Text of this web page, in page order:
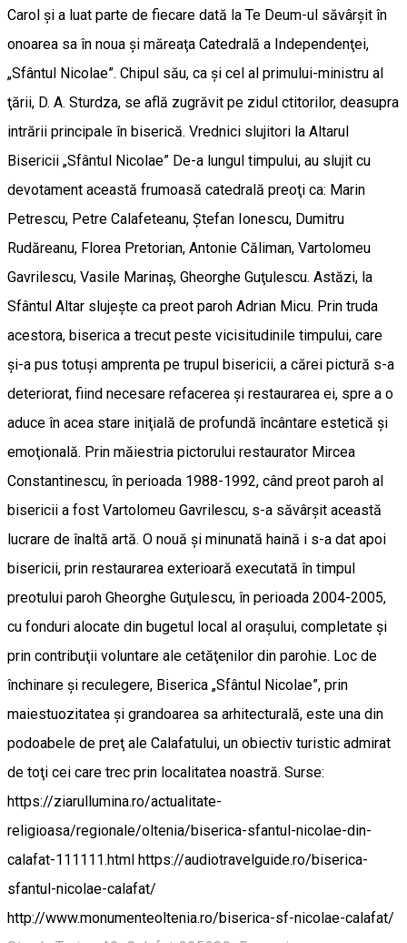
Carol şi a luat parte de fiecare dată la Te Deum-ul săvârşit în
onoarea sa în noua şi măreaţa Catedrală a Independenţei,
„Sfântul Nicolae”. Chipul său, ca şi cel al primului-ministru al
ţării, D. A. Sturdza, se află zugrăvit pe zidul ctitorilor, deasupra
intrării principale în biserică. Vrednici slujitori la Altarul
Bisericii „Sfântul Nicolae” De-a lungul timpului, au slujit cu
devotament această frumoasă catedrală preoţi ca: Marin
Petrescu, Petre Calafeteanu, Ştefan Ionescu, Dumitru
Rudăreanu, Florea Pretorian, Antonie Căliman, Vartolomeu
Gavrilescu, Vasile Marinaş, Gheorghe Guţulescu. Astăzi, la
Sfântul Altar slujeşte ca preot paroh Adrian Micu. Prin truda
acestora, biserica a trecut peste vicisitudinile timpului, care
şi-a pus totuşi amprenta pe trupul bisericii, a cărei pictură s-a
deteriorat, fiind necesare refacerea şi restaurarea ei, spre a o
aduce în acea stare iniţială de profundă încântare estetică şi
emoţională. Prin măiestria pictorului restaurator Mircea
Constantinescu, în perioada 1988-1992, când preot paroh al
bisericii a fost Vartolomeu Gavrilescu, s-a săvârşit această
lucrare de înaltă artă. O nouă şi minunată haină i s-a dat apoi
bisericii, prin restaurarea exterioară executată în timpul
preotului paroh Gheorghe Guţulescu, în perioada 2004-2005,
cu fonduri alocate din bugetul local al oraşului, completate şi
prin contribuţii voluntare ale cetăţenilor din parohie. Loc de
închinare şi reculegere, Biserica „Sfântul Nicolae”, prin
maiestuozitatea şi grandoarea sa arhitecturală, este una din
podoabele de preţ ale Calafatului, un obiectiv turistic admirat
de toţi cei care trec prin localitatea noastră. Surse:
https://ziarullumina.ro/actualitate-
religioasa/regionale/oltenia/biserica-sfantul-nicolae-din-
calafat-111111.html https://audiotravelguide.ro/biserica-
sfantul-nicolae-calafat/
http://www.monumenteoltenia.ro/biserica-sf-nicolae-calafat/